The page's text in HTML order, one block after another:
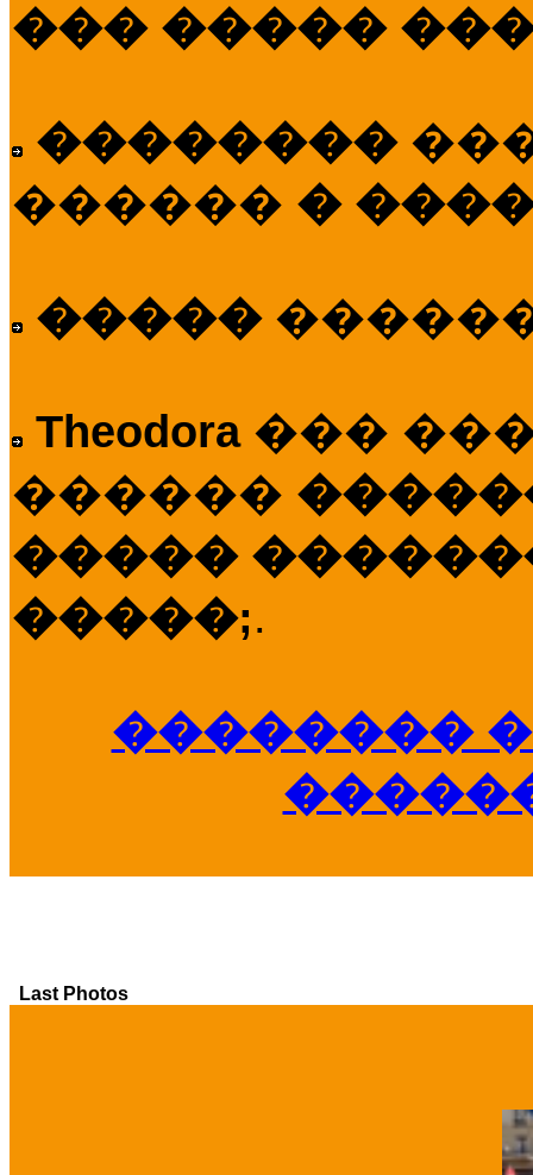
��� �����
��������
������ �
�����
Theodora ���
������
�����
�����;.
��������
Last Photos